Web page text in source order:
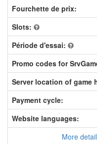
Fourchette de prix:
Slots:
Période d'essai:
Promo codes for
Server location of game
Payment cycle:
Website languages:
More